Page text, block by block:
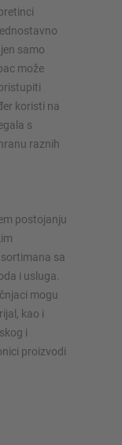
samo
može
koristi na
s
raznih
postojanju
sa
i usluga.
mogu
kao i
i
proizvodi